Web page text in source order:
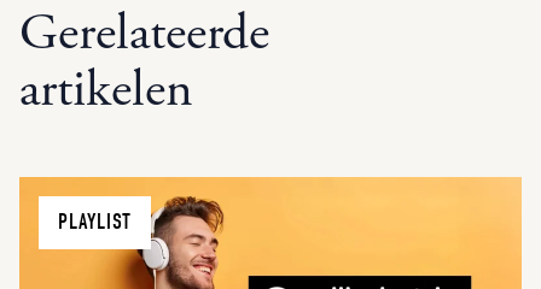
Gerelateerde
artikelen
PLAYLIST